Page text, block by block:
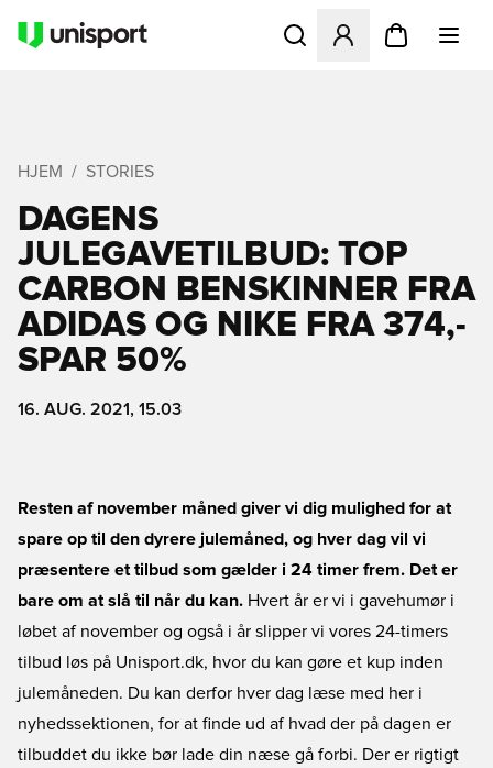
Åbner en Modal til at
HJEM STORIES
DAGENS
JULEGAVETILBUD: TOP
CARBON BENSKINNER FRA
ADIDAS OG NIKE FRA 374,-
SPAR 50%
16. AUG. 2021, 15.03
Resten af november måned giver vi dig mulighed for at
spare op til den dyrere julemåned, og hver dag vil vi
præsentere et tilbud som gælder i 24 timer frem. Det er
bare om at slå til når du kan. Hvert år er vi i gavehumør i
løbet af november og også i år slipper vi vores 24-timers
tilbud løs på Unisport.dk, hvor du kan gøre et kup inden
julemåneden. Du kan derfor hver dag læse med her i
nyhedssektionen, for at finde ud af hvad der på dagen er
tilbuddet du ikke bør lade din næse gå forbi. Der er rigtigt